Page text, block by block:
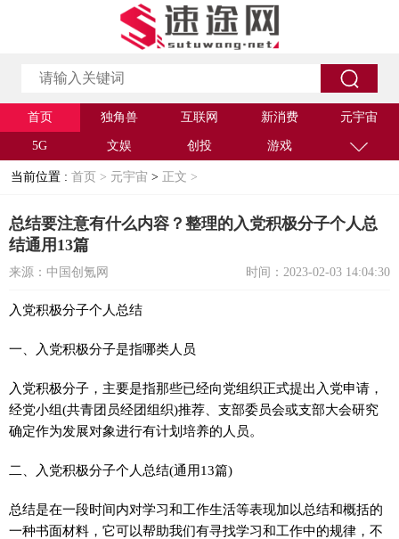
首页 独角兽 互联网 新消费 元宇宙
5G 文娱 创投 游戏
当前位置 : 首页 > 元宇宙 > 正文 >
总结要注意有什么内容？整理的入党积极分子个人总
结通用13篇
来源：中国创氪网 时间：2023-02-03 14:04:30
入党积极分子个人总结
一、入党积极分子是指哪类人员
入党积极分子，主要是指那些已经向党组织正式提出入党申请，
经党小组(共青团员经团组织)推荐、支部委员会或支部大会研究
确定作为发展对象进行有计划培养的人员。
二、入党积极分子个人总结(通用13篇)
总结是在一段时间内对学习和工作生活等表现加以总结和概括的
一种书面材料，它可以帮助我们有寻找学习和工作中的规律，不